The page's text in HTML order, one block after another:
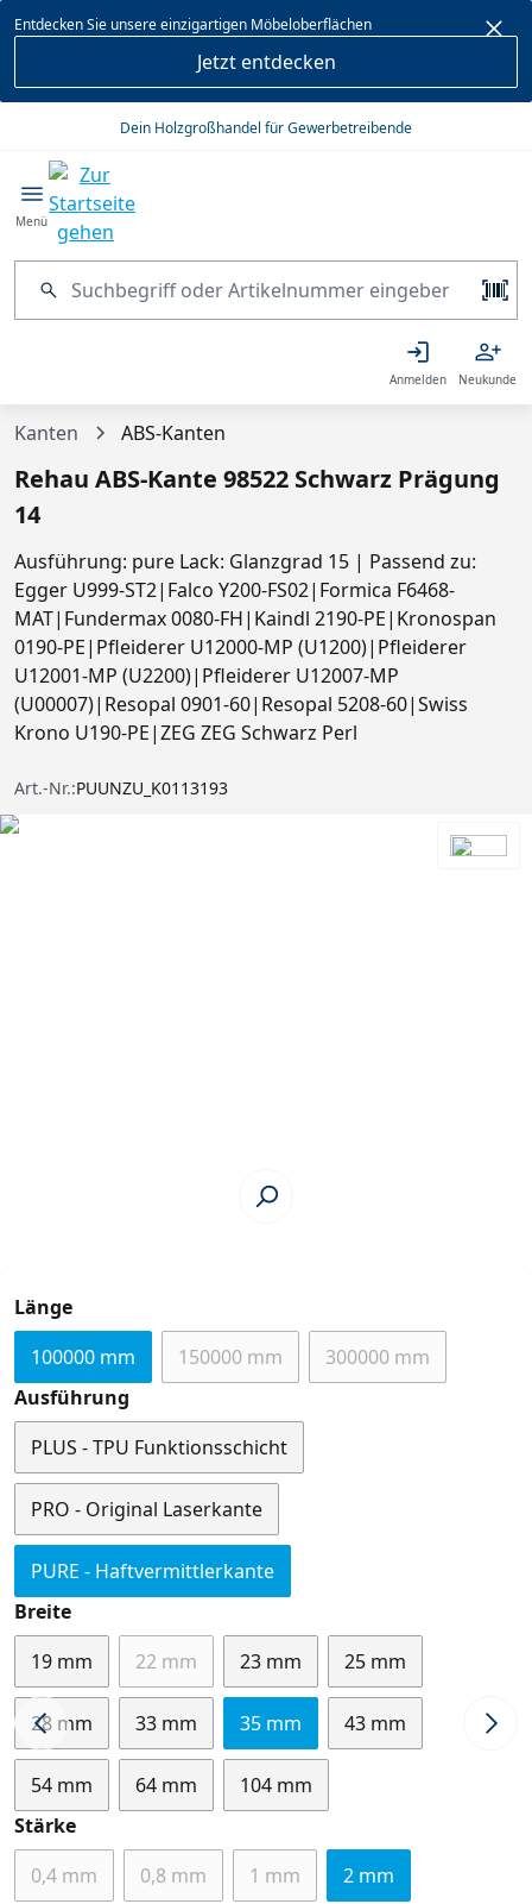
springen
Entdecken Sie unsere einzigartigen Möbeloberflächen
Jetzt entdecken
Dein Holzgroßhandel für Gewerbetreibende
Menü
Anmelden Neukunde
Kanten ABS-Kanten
Rehau ABS-Kante 98522 Schwarz Prägung
14
Ausführung: pure Lack: Glanzgrad 15 | Passend zu:
Egger U999-ST2|Falco Y200-FS02|Formica F6468-
MAT|Fundermax 0080-FH|Kaindl 2190-PE|Kronospan
0190-PE|Pfleiderer U12000-MP (U1200)|Pfleiderer
U12001-MP (U2200)|Pfleiderer U12007-MP
(U00007)|Resopal 0901-60|Resopal 5208-60|Swiss
Krono U190-PE|ZEG ZEG Schwarz Perl
Art.-Nr.:PUUNZU_K0113193
Längeauswählen
100000 mm
150000 mm(Diese Option ist zurzeit nicht
300000 mm(Diese Option ist
Ausführung
PLUS - TPU Funktionsschicht
PRO - Original Laserkante
PURE - Haftvermittlerkante
Breiteauswählen
19 mm
22 mm(Diese Option ist zurzeit nicht verfügbar.)
23 mm 25 mm
28 mm 33 mm 35 mm 43 mm
54 mm 64 mm
104 mm
Stärkeauswählen
0,4 mm(Diese Option ist zurzeit nicht verfügbar.)
0,8 mm(Diese Option ist zurzeit nicht verfügbar.)
1 mm(Diese Option ist zurzeit nicht
2 mm